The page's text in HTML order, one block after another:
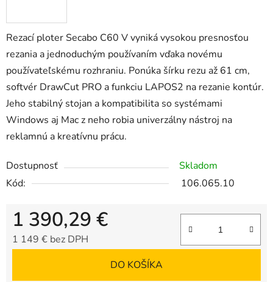
Rezací ploter Secabo C60 V vyniká vysokou presnosťou
rezania a jednoduchým používaním vďaka novému
používateľskému rozhraniu. Ponúka šírku rezu až 61 cm,
softvér DrawCut PRO a funkciu LAPOS2 na rezanie kontúr.
Jeho stabilný stojan a kompatibilita so systémami
Windows aj Mac z neho robia univerzálny nástroj na
reklamnú a kreatívnu prácu.
Dostupnosť
Skladom
Kód:
106.065.10
1 390,29 €
1 149 € bez DPH
DO KOŠÍKA